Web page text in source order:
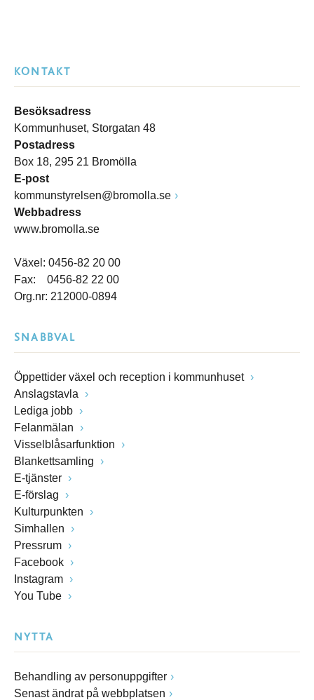
KONTAKT
Besöksadress
Kommunhuset, Storgatan 48
Postadress
Box 18, 295 21 Bromölla
E-post
kommunstyrelsen@bromolla.se
Webbadress
www.bromolla.se
Växel: 0456-82 20 00
Fax: 0456-82 22 00
Org.nr: 212000-0894
SNABBVAL
Öppettider växel och reception i kommunhuset
Anslagstavla
Lediga jobb
Felanmälan
Visselblåsarfunktion
Blankettsamling
E-tjänster
E-förslag
Kulturpunkten
Simhallen
Pressrum
Facebook
Instagram
You Tube
NYTTA
Behandling av personuppgifter
Senast ändrat på webbplatsen